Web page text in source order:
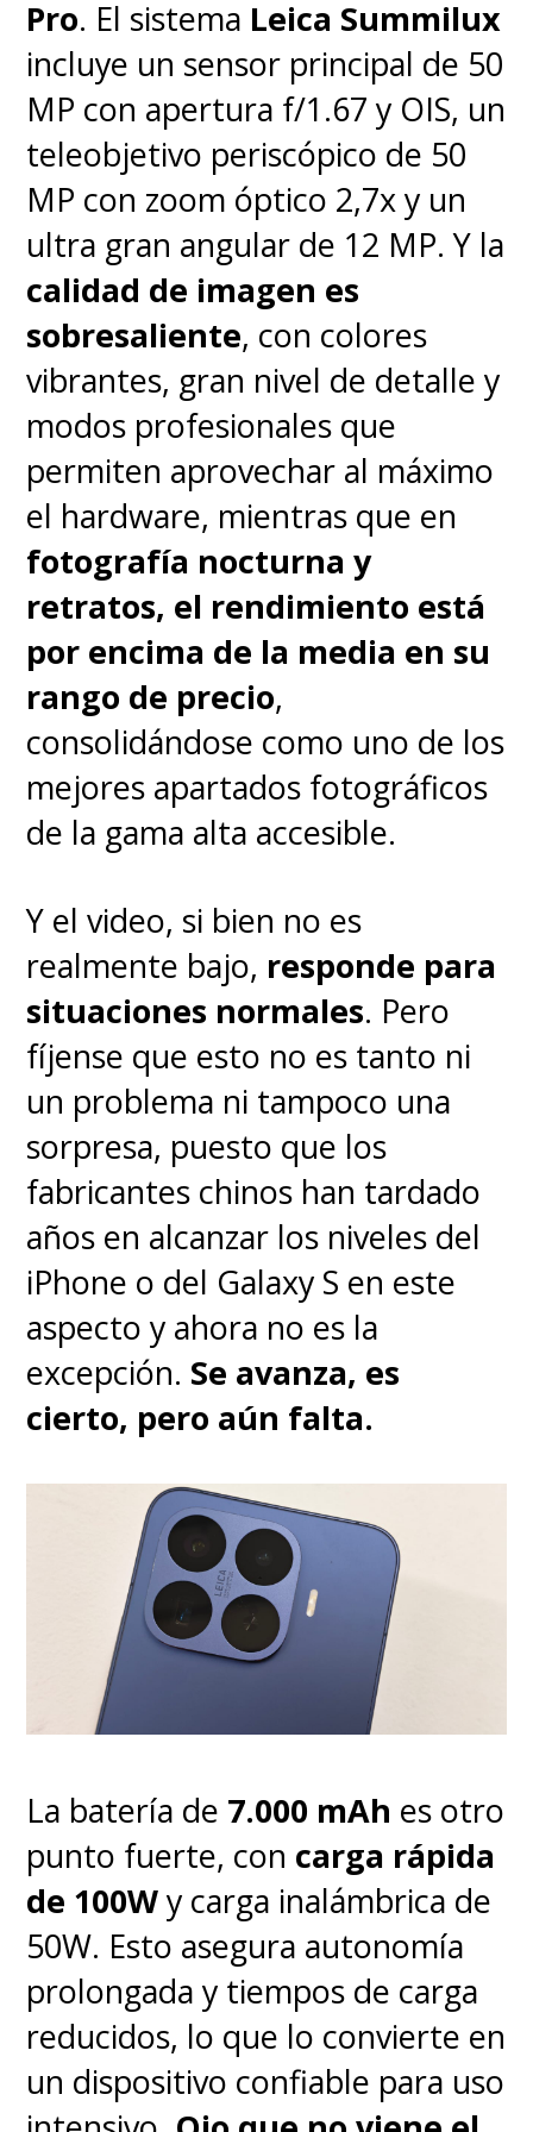
En cuanto a su autonomía, la
batería de 5.200 mAhrinde
bien y nos dio entreun día y
medio y dos días de uso
moderadoe incluso con la
pantalla en 120 Hz el consumo
está bien optimizado. Y sí,
incluye cargador de 68W en la
caja, que permite recuperar una
jornada completa en menos de
10 minutos.No hay carga
inalámbrica, pero la velocidad
En resumen, con el edge 60
fusion estamos ante unabuena
apuesta de Motorola para el
pobladísimo mercado de la
gama mediay tiene lo
suficiente para destacar
partiendo por unllamativo
diseño exterior y una probada
usabilidad interior.Punto
positivo que agregue buenas
funciones de IA, peropunto
actualizaciones de sistema
operativoen comparación a la
competencia. Su precio actual
en Chile es de$349.990 , pero si
se busca bien seguro lo
encuentran más bajo.
Lo bueno
Diseño liviano, curvo y con
acabados premium.
Pantalla brillante y validada
por Pantone.
Pro. El sistema Leica Summilux
incluye un sensor principal de 50
MP con apertura f/1.67 y OIS, un
teleobjetivo periscópico de 50
MP con zoom óptico 2,7x y un
ultra gran angular de 12 MP. Y la
calidad de imagen es
sobresaliente, con colores
vibrantes, gran nivel de detalle y
modos profesionales que
permiten aprovechar al máximo
el hardware, mientras que en
fotografía nocturna y
retratos, el rendimiento está
por encima de la media en su
rango de precio,
consolidándose como uno de los
mejores apartados fotográficos
de la gama alta accesible.
Y el video, si bien no es
realmente bajo, responde para
situaciones normales. Pero
fíjense que esto no es tanto ni
un problema ni tampoco una
sorpresa, puesto que los
fabricantes chinos han tardado
años en alcanzar los niveles del
iPhone o del Galaxy S en este
aspecto y ahora no es la
excepción. Se avanza, es
cierto, pero aún falta.
La batería de 7.000 mAh es otro
punto fuerte, con carga rápida
de 100Wy carga inalámbrica de
50W. Esto asegura autonomía
prolongada y tiempos de carga
reducidos, lo que lo convierte en
un dispositivo confiable para uso